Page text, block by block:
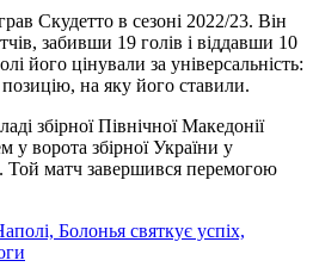
Скудетто в сезоні 2022/23. Він
забивши 19 голів і віддавши 10
його цінували за універсальність:
на яку його ставили.
збірної Північної Македонії
у ворота збірної України у
Той матч завершився перемогою
Болонья святкує успіх,